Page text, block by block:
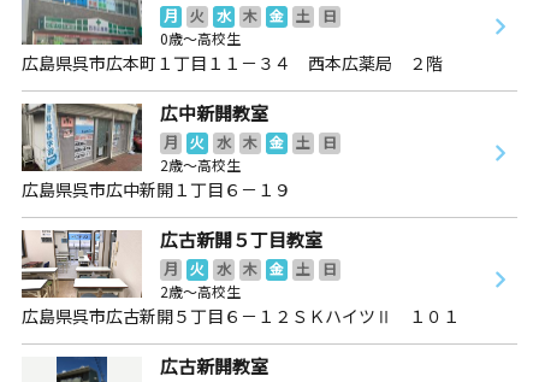
月 火 水 木 金 土
日
0歳～高校生
広島県呉市広本町１丁目１１－３４ 西本広薬局 ２階
広中新開教室
月 火 水 木 金 土
日
2歳～高校生
広島県呉市広中新開１丁目６－１９
広古新開５丁目教室
月 火 水 木 金 土
日
2歳～高校生
広島県呉市広古新開５丁目６－１２ＳＫハイツⅡ １０１
広古新開教室